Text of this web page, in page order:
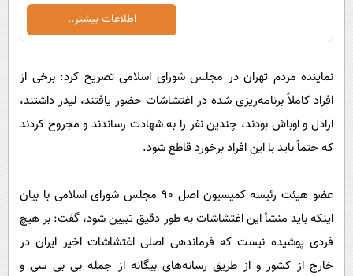
اطلاعات بیشتر..
نماینده مردم تهران در مجلس شورای اسلامی تصریح کرد: برخی از
افراد کاملاً برنامه‌ریزی شده در اغتشاشات حضور یافتند، لیدر داشتند،
اراذل و اوباش بودند، چندین نفر را به شهادت رساندند و مجروح کردند
که حتماً باید با این افراد برخورد قاطع شود.
عضو هیئت رئیسه کمیسیون اصل ۹۰ مجلس شورای اسلامی با بیان
اینکه باید منشأ این اغتشاشات به طور دقیق تبیین شود، گفت: بر هیچ
فردی پوشیده نیست که فرماندهی اصلی اغتشاشات اخیر ایران در
خارج از کشور و از طریق رسانه‌های بیگانه از جمله بی بی سی و